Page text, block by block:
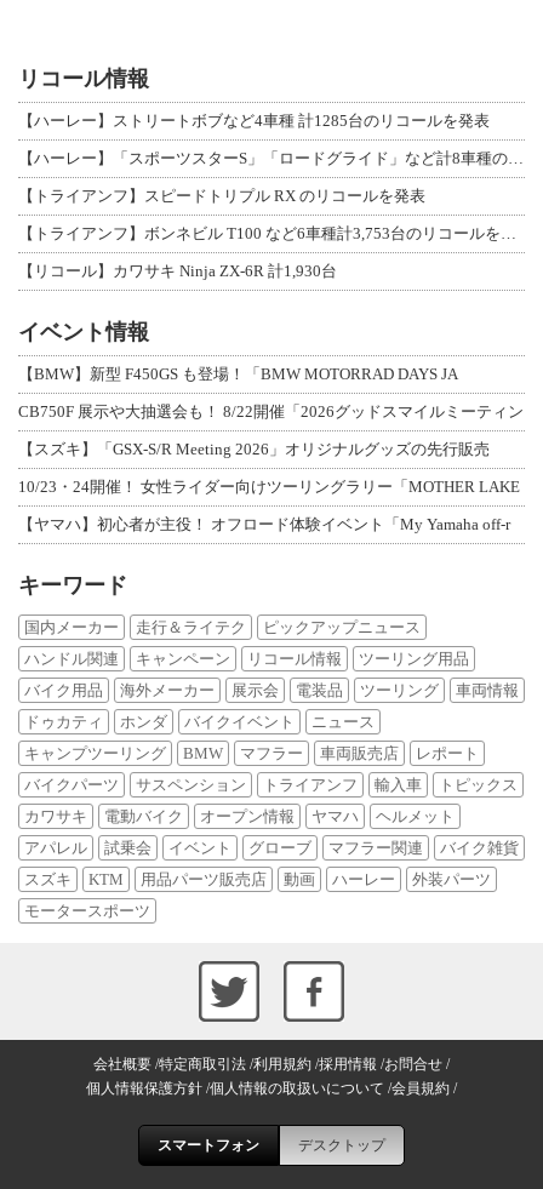
リコール情報
【ハーレー】ストリートボブなど4車種 計1285台のリコールを発表
【ハーレー】「スポーツスターS」「ロードグライド」など計8車種のリコールを発表
【トライアンフ】スピードトリプル RX のリコールを発表
【トライアンフ】ボンネビル T100 など6車種計3,753台のリコールを発表
【リコール】カワサキ Ninja ZX-6R 計1,930台
イベント情報
【BMW】新型 F450GS も登場！「BMW MOTORRAD DAYS JA
CB750F 展示や大抽選会も！ 8/22開催「2026グッドスマイルミーティン
【スズキ】「GSX-S/R Meeting 2026」オリジナルグッズの先行販売
10/23・24開催！ 女性ライダー向けツーリングラリー「MOTHER LAKE
【ヤマハ】初心者が主役！ オフロード体験イベント「My Yamaha off-r
キーワード
国内メーカー 走行＆ライテク
ピックアップニュース
ハンドル関連
キャンペーン リコール情報
ツーリング用品
バイク用品
海外メーカー 展示会 電装品 ツーリング
車両情報
ドゥカティ
ホンダ バイクイベント
ニュース
キャンプツーリング
BMW マフラー 車両販売店
レポート
バイクパーツ
サスペンション トライアンフ 輸入車
トピックス
カワサキ
電動バイク オープン情報 ヤマハ
ヘルメット
アパレル
試乗会 イベント グローブ マフラー関連
バイク雑貨
スズキ
KTM 用品パーツ販売店 動画 ハーレー
外装パーツ
モータースポーツ
会社概要 特定商取引法 利用規約 採用情報 お問合せ
個人情報保護方針 個人情報の取扱いについて 会員規約
スマートフォン デスクトップ